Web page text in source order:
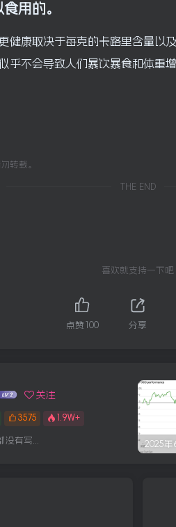
用的。
健康取决于每克的卡路里含量以
乎不会导致人们暴饮暴食和体
转载。
THE END
喜欢就支持一下吧
点赞 100 分享
关注
3575 1.9W+
有写...